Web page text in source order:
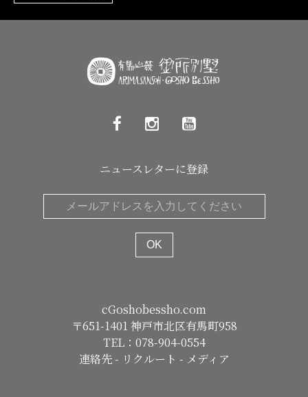
ニュースレターに登録
cGoshobessho.com
〒651-1401 神戸市北区有馬町958
TEL：078-904-0554
連絡先- リクルート - メディア